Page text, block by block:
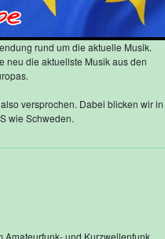
rund um die aktuelle Musik.
neu die aktuellste Musik aus den
versprochen. Dabei blicken wir
wie Schweden.
und Kurzwellenfunk,